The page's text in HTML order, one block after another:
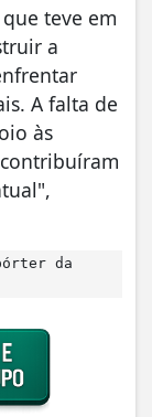
teve em
a
A falta de
às
da